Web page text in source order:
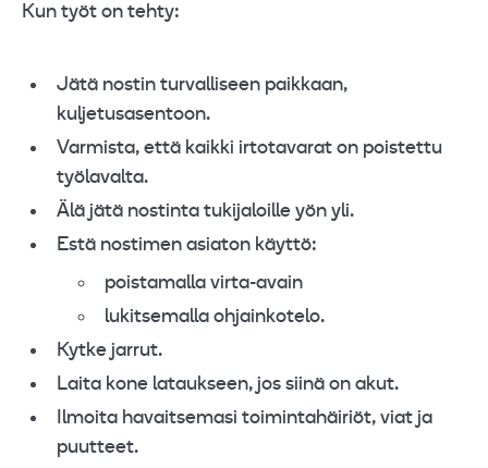
Kun työt on tehty:
Jätä nostin turvalliseen paikkaan,
kuljetusasentoon.
Varmista, että kaikki irtotavarat on poistettu
työlavalta.
Älä jätä nostinta tukijaloille yön yli.
Estä nostimen asiaton käyttö:
poistamalla virta-avain
lukitsemalla ohjainkotelo.
Kytke jarrut.
Laita kone lataukseen, jos siinä on akut.
Ilmoita havaitsemasi toimintahäiriöt, viat ja
puutteet.